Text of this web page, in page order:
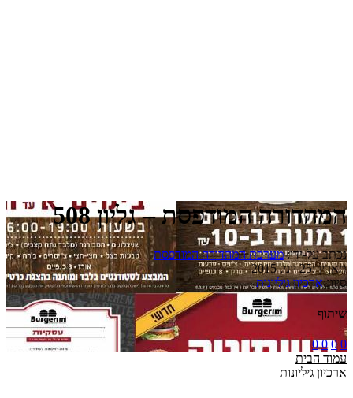
המהדורה המודפסת – גליון 508
נכתב על-ידי:מערכת המהדורה המודפסת
תאריך:25 יוני, 2015
סיווג:ארכיון גיליונות
שיתוף
0
0
0
0
עמוד הבית
ארכיון גיליונות